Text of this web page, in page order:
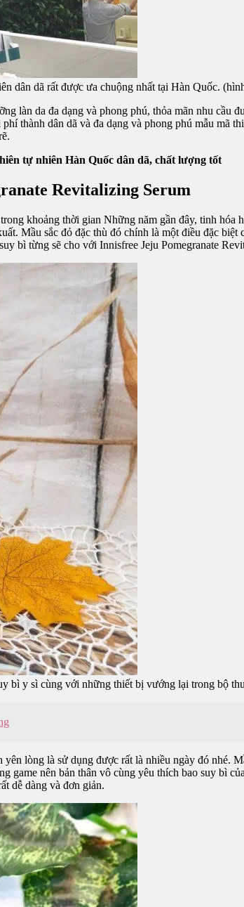
dân dã rất được ưa chuộng nhất tại Hàn Quốc.
làn da đa dạng và phong phú, thỏa mãn nhu cầu
thành dân dã và đa dạng và phong phú mẫu mã
tự nhiên Hàn Quốc dân dã, chất lượng tốt
Revitalizing Serum
khoảng thời gian Những năm gần đây, tinh hóa
Mầu sắc đỏ đặc thù đó chính là một điều đặc
bì từng sẽ cho với Innisfree Jeju Pomegranate
bì y sì cùng với những thiết bị vướng lại trong bộ
lòng là sử dụng được rất là nhiều ngày đó nhé.
game nên bản thân vô cùng yêu thích bao suy bì
dễ dàng và đơn giản.